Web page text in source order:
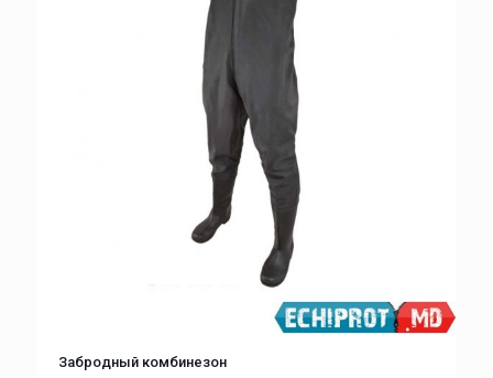
Забродный комбинезон